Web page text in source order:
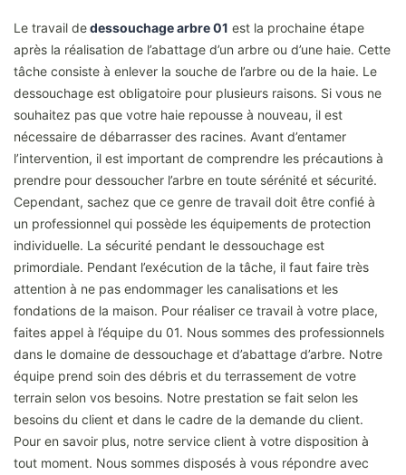
Le travail dedessouchage arbre 01 est la prochaine étape
après la réalisation de l’abattage d’un arbre ou d’une haie. Cette
tâche consiste à enlever la souche de l’arbre ou de la haie. Le
dessouchage est obligatoire pour plusieurs raisons. Si vous ne
souhaitez pas que votre haie repousse à nouveau, il est
nécessaire de débarrasser des racines. Avant d’entamer
l’intervention, il est important de comprendre les précautions à
prendre pour dessoucher l’arbre en toute sérénité et sécurité.
Cependant, sachez que ce genre de travail doit être confié à
un professionnel qui possède les équipements de protection
individuelle. La sécurité pendant le dessouchage est
primordiale. Pendant l’exécution de la tâche, il faut faire très
attention à ne pas endommager les canalisations et les
fondations de la maison. Pour réaliser ce travail à votre place,
faites appel à l’équipe du 01. Nous sommes des professionnels
dans le domaine de dessouchage et d’abattage d’arbre. Notre
équipe prend soin des débris et du terrassement de votre
terrain selon vos besoins. Notre prestation se fait selon les
besoins du client et dans le cadre de la demande du client.
Pour en savoir plus, notre service client à votre disposition à
tout moment. Nous sommes disposés à vous répondre avec